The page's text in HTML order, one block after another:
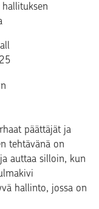
päättäjät ja
tehtävänä on
auttaa silloin, kun
hallinto, jossa on